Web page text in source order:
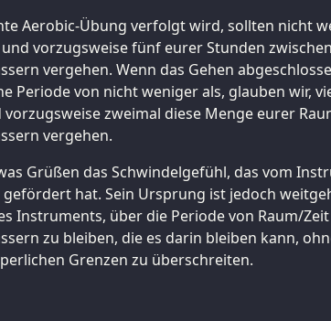
Aerobic-Übung verfolgt wird, sollten nicht
vorzugsweise fünf eurer Stunden
vergehen. Wenn das Gehen
Periode von nicht weniger als, glauben wir,
zweimal diese Menge eurer
vergehen.
Grüßen das Schwindelgefühl, das vom
hat. Sein Ursprung ist jedoch
Instruments, über die Periode von Raum/
zu bleiben, die es darin bleiben kann,
Grenzen zu überschreiten.